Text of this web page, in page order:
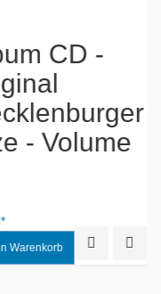
Quick ViewAdd
CD -
- Volume